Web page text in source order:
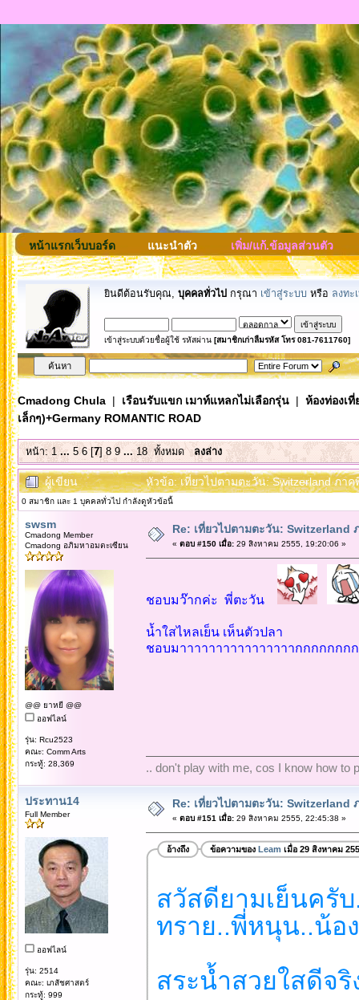
หน้าแรกเว็บบอร์ด แนะนำตัว เพิ่ม/แก้.ข้อมูลส่วนตัว
ยินดีต้อนรับคุณ, บุคคลทั่วไป กรุณา เข้าสู่ระบบ หรือ ลงทะ
เข้าสู่ระบบด้วยชื่อผู้ใช้ รหัสผ่าน [สมาชิกเก่าลืมรหัส โทร 081-7611760]
Cmadong Chula| เรือนรับแขก เมาท์แหลกไม่เลือกรุ่น| ห้องท่องเ
เล็กๆ)+Germany ROMANTIC ROAD
หน้า:1 ... 5 6[7] 8 9 ...18 ทั้งหมด ลงล่าง
ผู้เขียน หัวข้อ: เที่ยวไปตามตะวัน: Switzerland ภาค
0 สมาชิก และ 1 บุคคลทั่วไป กำลังดูหัวข้อนี้
swsm
Cmadong Member
Cmadong อภิมหาอมตะเซียน
@@ ยาหยี @@
ออฟไลน์
รุ่น: Rcu2523
คณะ: Comm Arts
กระทู้: 28,369
Re: เที่ยวไปตามตะวัน: Switzerland
« ตอบ #150 เมื่อ:29 สิงหาคม 2555, 19:20:06 »
ชอบมว๊ากค่ะ พี่ตะวัน
น้ำใสไหลเย็น เห็นตัวปลา
ชอบมาาาาาาาาาาาาาาาากกกกกกกก
.. don't play with me, cos I know how to
ประทาน14
Full Member
ออฟไลน์
รุ่น: 2514
คณะ: เภสัชศาสตร์
กระทู้: 999
Re: เที่ยวไปตามตะวัน: Switzerland
« ตอบ #151 เมื่อ:29 สิงหาคม 2555, 22:45:38 »
อ้างถึง ข้อความของ Leam เมื่อ 29 สิงหาคม
สวัสดียามเย็นครั
ทราย..พี่หนุน..น้อ
สระน้ำสวยใสดีจริ